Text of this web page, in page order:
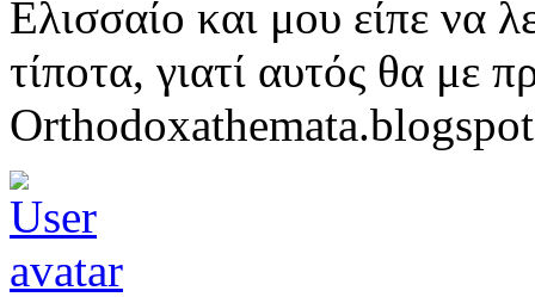
Ελισσαίο και μου είπε να
τίποτα, γιατί αυτός θα με